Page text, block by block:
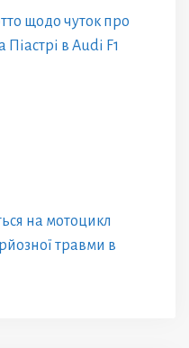
щодо чуток про
в Audi F1
на мотоцикл
травми в